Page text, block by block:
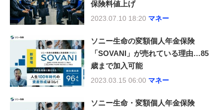
保険料値上げ
2023.07.10 18:20 マネー
ソニー生命の変額個人年金保険
「SOVANI」が売れている理由…85
歳まで加入可能
2023.03.15 06:00 マネー
ソニー生命・変額個人年金保険